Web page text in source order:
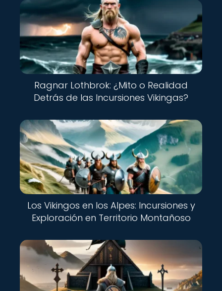
Ragnar Lothbrok: ¿Mito o Realidad
Detrás de las Incursiones Vikingas?
Los Vikingos en los Alpes: Incursiones y
Exploración en Territorio Montañoso